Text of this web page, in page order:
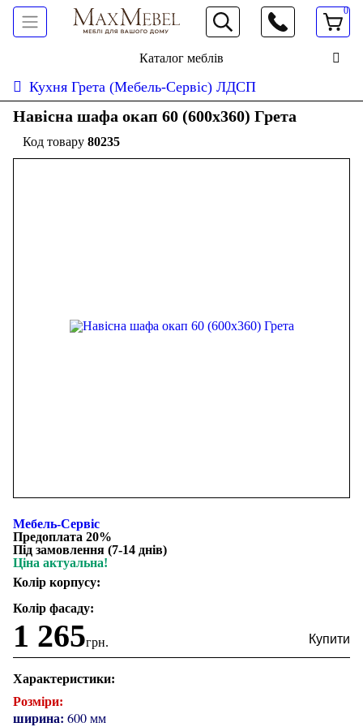
066 472 19 61
0
Каталог меблів
Кухня Грета (Мебель-Сервіс) ЛДСП
Навісна шафа окап 60 (600х360) Грета
80235
Мебель-Сервіс
Предоплата 20%
Під замовлення (7-14 днів)
Ціна актуальна!
Колір корпусу:
Колір фасаду:
1 265грн.
Характеристики:
Розміри:
ширина: 600 мм